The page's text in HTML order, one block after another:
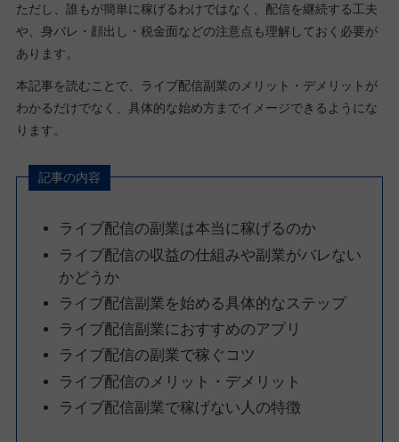
ただし、誰もが簡単に稼げるわけではなく、配信を継続する工夫
や、身バレ・顔出し・税金面などの注意点も理解しておく必要が
あります。
本記事を読むことで、ライブ配信副業のメリット・デメリットが
わかるだけでなく、具体的な始め方までイメージできるようにな
ります。
記事の内容
ライブ配信の副業は本当に稼げるのか
ライブ配信の収益の仕組みや副業がバレない
かどうか
ライブ配信副業を始める具体的なステップ
ライブ配信副業におすすめのアプリ
ライブ配信の副業で稼ぐコツ
ライブ配信のメリット・デメリット
ライブ配信副業で稼げない人の特徴